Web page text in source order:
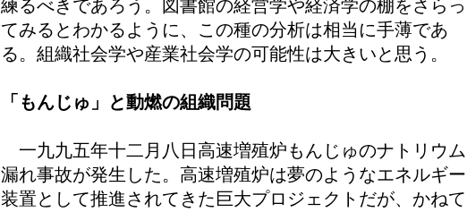
練るべきであろう。図書館の経営学や経済学の棚をさらっ
てみるとわかるように、この種の分析は相当に手薄であ
る。組織社会学や産業社会学の可能性は大きいと思う。
「もんじゅ」と動燃の組織問題
一九九五年十二月八日高速増殖炉もんじゅのナトリウム
漏れ事故が発生した。高速増殖炉は夢のようなエネルギー
装置として推進されてきた巨大プロジェクトだが、かねて